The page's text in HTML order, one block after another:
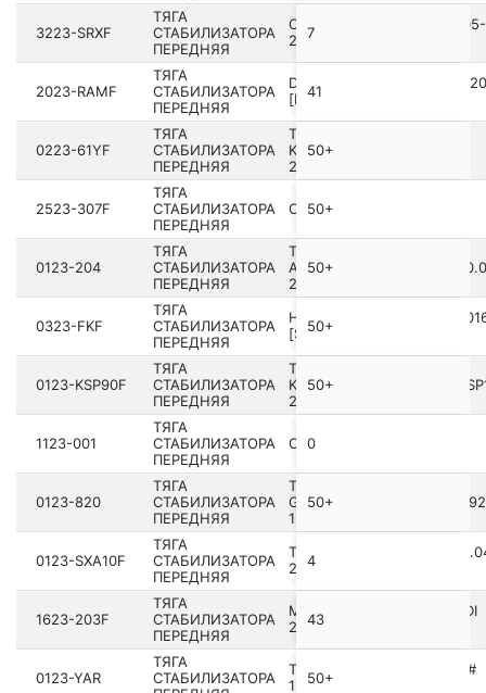
3223-SRXF
ТЯГА
СТАБИЛИЗАТОРА
ПЕРЕДНЯЯ
CADILLAC CTS SEDAN 2005-
2013 [GMIO]
7
2023-RAMF
ТЯГА
СТАБИЛИЗАТОРА
ПЕРЕДНЯЯ
DODGE RAM 1500 PICKUP
[NA]
41
0223-61YF
ТЯГА
СТАБИЛИЗАТОРА
ПЕРЕДНЯЯ
TOYOTA HIACE
KDH2##,LH2##,TRH2##
2005.01-2014.02 [GR]
50+
2523-307F
ТЯГА
СТАБИЛИЗАТОРА
ПЕРЕДНЯЯ
CITROEN C4
50+
0123-204
ТЯГА
СТАБИЛИЗАТОРА
ПЕРЕДНЯЯ
TOYOTA RAV4
ACA2#,CLA2#,ZCA2#
2005.11 [GR]
50+
0323-FKF
ТЯГА
СТАБИЛИЗАТОРА
ПЕРЕДНЯЯ
HONDA CIVIC FK2 2009­-
[SEA]
50+
0123-KSP90F
ТЯГА
СТАБИЛИЗАТОРА
ПЕРЕДНЯЯ
TOYOTA VITZ
2010.12-2020.01 [JP]
50+
1123-001
ТЯГА
СТАБИЛИЗАТОРА
ПЕРЕДНЯЯ
OPEL KADETT E 1984-1991
0
0123-820
ТЯГА
СТАБИЛИЗАТОРА
ПЕРЕДНЯЯ
TOYOTA CHASER
GX90,JZX9#,LX90,SX90
1996.09 [JP]
50+
0123-SXA10F
ТЯГА
СТАБИЛИЗАТОРА
ПЕРЕДНЯЯ
TOYOTA RAV4 SXA1#
2000.05 [JP]
4
1623-203F
ТЯГА
СТАБИЛИЗАТОРА
ПЕРЕДНЯЯ
MERCEDES BENZ C 220 CDI
203.#
43
0123-YAR
ТЯГА
СТАБИЛИЗАТОРА
TOYOTA VITZ NCP1#,SCP1#
1999.01-2005.01 [JP]
50+